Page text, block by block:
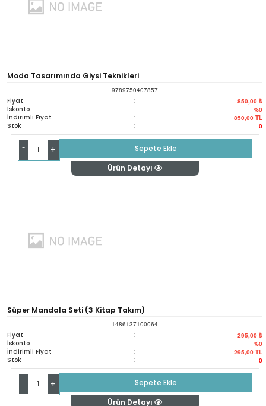
Moda Tasarımında Giysi Teknikleri
9789750407857
Fiyat : 850,00 ₺
İskonto : %0
İndirimli Fiyat : 850,00 TL
Stok : 0
- +
Sepete Ekle
Ürün Detayı
Süper Mandala Seti (3 Kitap Takım)
1486137100064
Fiyat : 295,00 ₺
İskonto : %0
İndirimli Fiyat : 295,00 TL
Stok : 0
- +
Sepete Ekle
Ürün Detayı